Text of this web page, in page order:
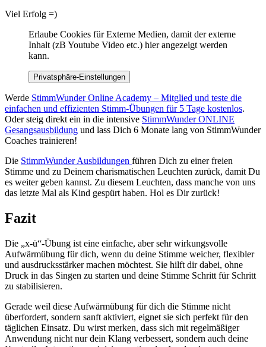
Viel Erfolg =)
Erlaube Cookies für Externe Medien, damit der externe
Inhalt (zB Youtube Video etc.) hier angezeigt werden
kann.
Privatsphäre-Einstellungen
Werde StimmWunder Online Academy – Mitglied und teste die
einfachen und effizienten Stimm-Übungen für 5 Tage kostenlos.
Oder steig direkt ein in die intensive StimmWunder ONLINE
Gesangsausbildung und lass Dich 6 Monate lang von StimmWunder
Coaches trainieren!
Die StimmWunder Ausbildungen führen Dich zu einer freien
Stimme und zu Deinem charismatischen Leuchten zurück, damit Du
es weiter geben kannst. Zu diesem Leuchten, dass manche von uns
das letzte Mal als Kind gespürt haben. Hol es Dir zurück!
Fazit
Die „x-ü“-Übung ist eine einfache, aber sehr wirkungsvolle
Aufwärmübung für dich, wenn du deine Stimme weicher, flexibler
und ausdrucksstärker machen möchtest. Sie hilft dir dabei, ohne
Druck in das Singen zu starten und deine Stimme Schritt für Schritt
zu stabilisieren.
Gerade weil diese Aufwärmübung für dich die Stimme nicht
überfordert, sondern sanft aktiviert, eignet sie sich perfekt für den
täglichen Einsatz. Du wirst merken, dass sich mit regelmäßiger
Anwendung nicht nur dein Klang verbessert, sondern auch deine